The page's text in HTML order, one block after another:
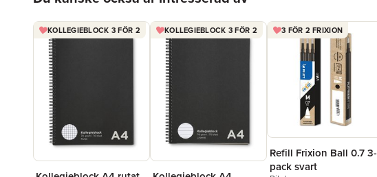
KOLLEGIEBLOCK 3 FÖR 2 KOLLEGIEBLOCK 3 FÖR 2 3 FÖR 2 FRIXION
Refill Frixion Ball 0.7 3-
pack svart